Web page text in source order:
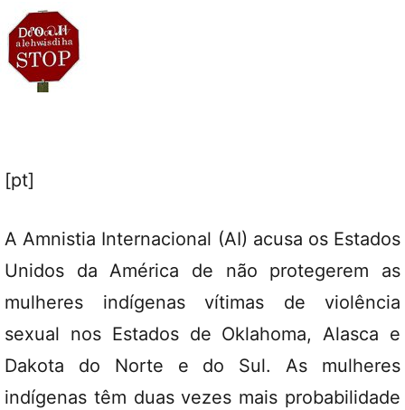
[pt]
A Amnistia Internacional (AI) acusa os Estados
Unidos da América de não protegerem as
mulheres indígenas vítimas de violência
sexual nos Estados de Oklahoma, Alasca e
Dakota do Norte e do Sul. As mulheres
indígenas têm duas vezes mais probabilidade